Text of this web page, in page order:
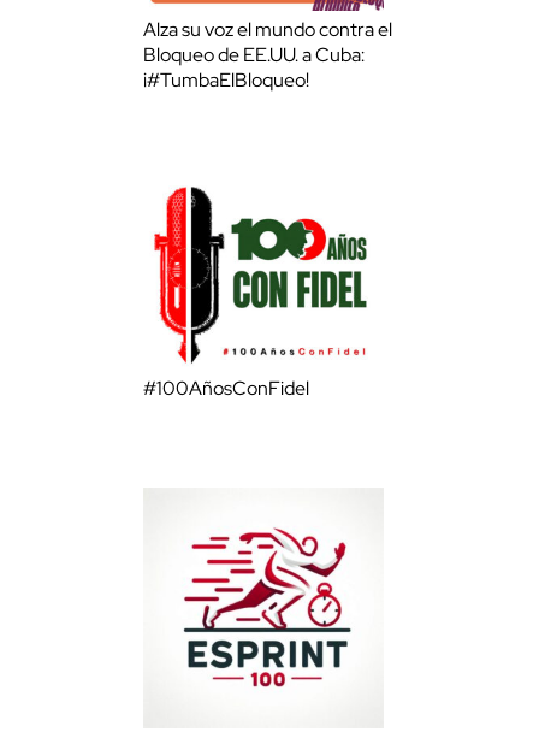
Alza su voz el mundo contra el
Bloqueo de EE.UU. a Cuba:
¡#TumbaElBloqueo!
#100AñosConFidel